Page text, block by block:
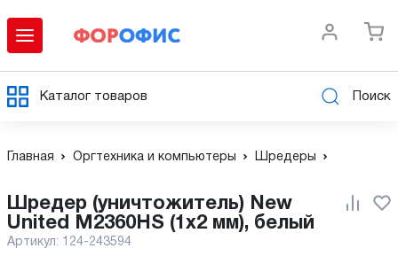
Каталог товаров Поиск
Главная Оргтехника и компьютеры Шредеры
Шредер (уничтожитель) New
United M2360HS (1x2 мм), белый
Артикул: 124-243594